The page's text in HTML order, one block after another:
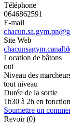
Téléphone
0646862591
E-mail
Site Web
Location de bâtons
oui
Niveau des
tout niveau
Durée de la sortie
1h30 à 2h en
Soumettre un
Revoir (0)